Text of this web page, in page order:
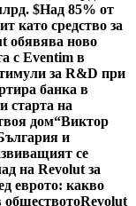
$Над 85% от
като средство за
обявява ново
с Eventim в
за R&D при
банка в
старта на
дом“Виктор
и
се
на Revolut за
еврото: какво
обществотоRevolut